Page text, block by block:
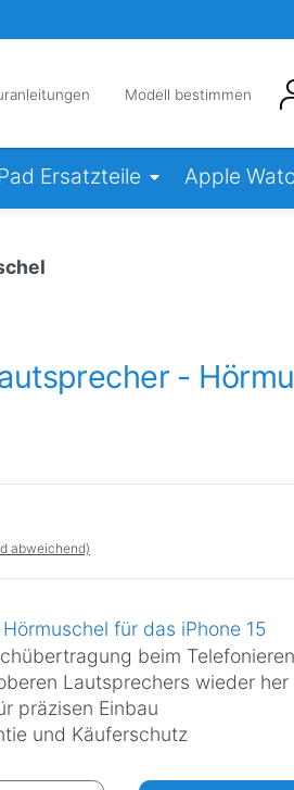
Modell bestimmen
Ersatzteile Apple
-
abweichend)
für das iPhone 15
beim Telefonieren
Lautsprechers wieder her
präzisen Einbau
und Käuferschutz